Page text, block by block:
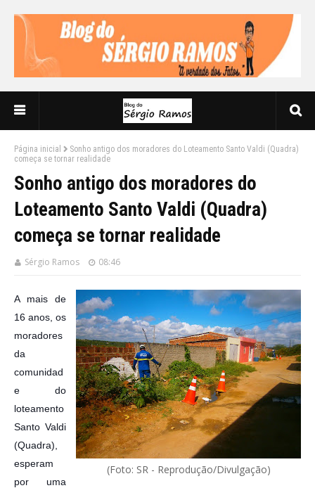
Página inicial
Sonho antigo dos moradores do Loteamento Santo Valdi (Quadra)
começa se tornar realidade
Sonho antigo dos moradores do
Loteamento Santo Valdi (Quadra)
começa se tornar realidade
Sérgio Ramos 08:46
(Foto: SR - Reprodução/Divulgação)
A mais de
16 anos, os
moradores
da
comunidad
e do
loteamento
Santo Valdi
(Quadra),
esperam
por uma